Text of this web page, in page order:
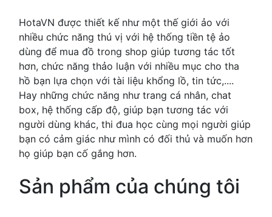
HotaVN được thiết kế như một thế giới ảo với
nhiều chức năng thú vị với hệ thống tiền tệ ảo
dùng để mua đồ trong shop giúp tương tác tốt
hơn, chức năng thảo luận với nhiều mục cho tha
hồ bạn lựa chọn với tài liệu khổng lồ, tin tức,....
Hay những chức năng như trang cá nhân, chat
box, hệ thống cấp độ, giúp bạn tương tác với
người dùng khác, thi đua học cùng mọi người giúp
bạn có cảm giác như mình có đối thủ và muốn hơn
họ giúp bạn cố gắng hơn.
Sản phẩm của chúng tôi